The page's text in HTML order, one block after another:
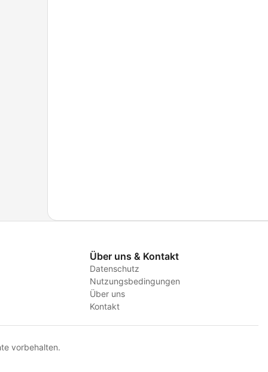
Über uns & Kontakt
Datenschutz
Nutzungsbedingungen
Über uns
Kontakt
vorbehalten.